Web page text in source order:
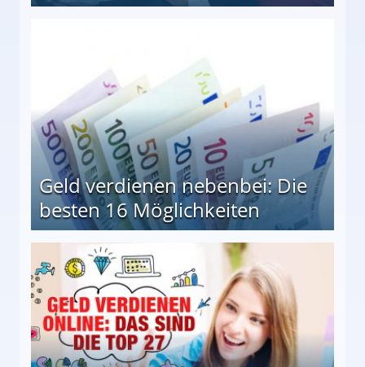
Geld verdienen nebenbei: Die
besten 16 Möglichkeiten